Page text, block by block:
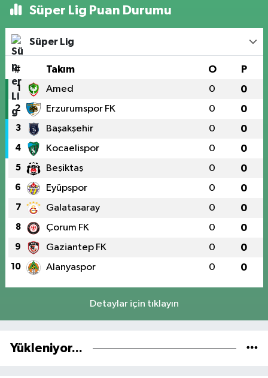
Süper Lig Puan Durumu
Süper Lig
# Takım O P
1 Amed 0 0
2 Erzurumspor FK 0 0
3 Başakşehir 0 0
4 Kocaelispor 0 0
5 Beşiktaş 0 0
6 Eyüpspor 0 0
7 Galatasaray 0 0
8 Çorum FK 0 0
9 Gaziantep FK 0 0
10 Alanyaspor 0 0
Detaylar için tıklayın
Yükleniyor...